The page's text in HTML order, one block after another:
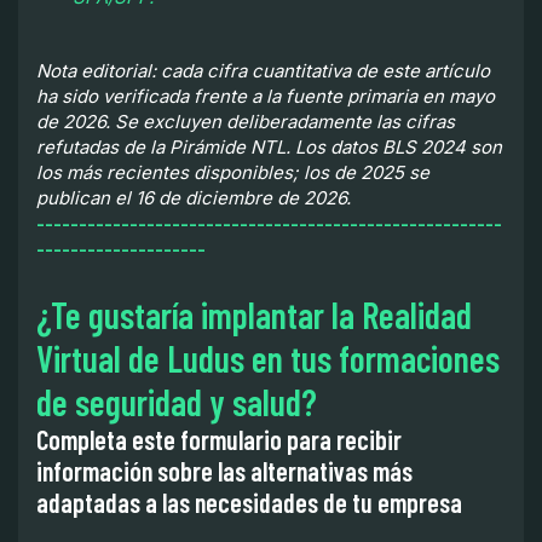
Nota editorial: cada cifra cuantitativa de este artículo
ha sido verificada frente a la fuente primaria en mayo
de 2026. Se excluyen deliberadamente las cifras
refutadas de la Pirámide NTL. Los datos BLS 2024 son
los más recientes disponibles; los de 2025 se
publican el 16 de diciembre de 2026.
-------------------------------------------------------
--------------------
¿Te gustaría implantar la Realidad
Virtual de Ludus en tus formaciones
de seguridad y salud?
Completa este formulario para recibir
información sobre las alternativas más
adaptadas a las necesidades de tu empresa